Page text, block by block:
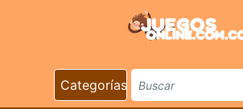
Categorías